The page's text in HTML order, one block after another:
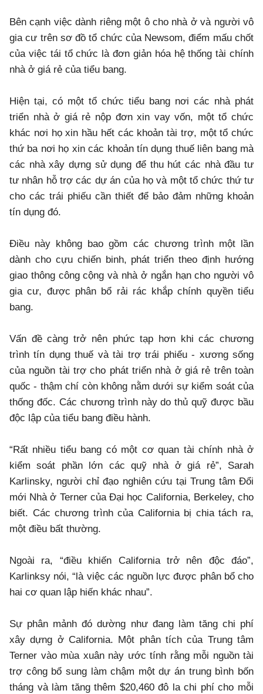
Bên cạnh việc dành riêng một ô cho nhà ở và người vô
gia cư trên sơ đồ tổ chức của Newsom, điểm mấu chốt
của việc tái tổ chức là đơn giản hóa hệ thống tài chính
nhà ở giá rẻ của tiểu bang.
Hiện tại, có một tổ chức tiểu bang nơi các nhà phát
triển nhà ở giá rẻ nộp đơn xin vay vốn, một tổ chức
khác nơi họ xin hầu hết các khoản tài trợ, một tổ chức
thứ ba nơi họ xin các khoản tín dụng thuế liên bang mà
các nhà xây dựng sử dụng để thu hút các nhà đầu tư
tư nhân hỗ trợ các dự án của họ và một tổ chức thứ tư
cho các trái phiếu cần thiết để bảo đảm những khoản
tín dụng đó.
Điều này không bao gồm các chương trình một lần
dành cho cựu chiến binh, phát triển theo định hướng
giao thông công cộng và nhà ở ngắn hạn cho người vô
gia cư, được phân bổ rải rác khắp chính quyền tiểu
bang.
Vấn đề càng trở nên phức tạp hơn khi các chương
trình tín dụng thuế và tài trợ trái phiếu - xương sống
của nguồn tài trợ cho phát triển nhà ở giá rẻ trên toàn
quốc - thậm chí còn không nằm dưới sự kiểm soát của
thống đốc. Các chương trình này do thủ quỹ được bầu
độc lập của tiểu bang điều hành.
“Rất nhiều tiểu bang có một cơ quan tài chính nhà ở
kiểm soát phần lớn các quỹ nhà ở giá rẻ”, Sarah
Karlinsky, người chỉ đạo nghiên cứu tại Trung tâm Đổi
mới Nhà ở Terner của Đại học California, Berkeley, cho
biết. Các chương trình của California bị chia tách ra,
một điều bất thường.
Ngoài ra, “điều khiến California trở nên độc đáo”,
Karlinksy nói, “là việc các nguồn lực được phân bổ cho
hai cơ quan lập hiến khác nhau”.
Sự phân mảnh đó dường như đang làm tăng chi phí
xây dựng ở California. Một phân tích của Trung tâm
Terner vào mùa xuân này ước tính rằng mỗi nguồn tài
trợ công bổ sung làm chậm một dự án trung bình bốn
tháng và làm tăng thêm $20,460 đô la chi phí cho mỗi